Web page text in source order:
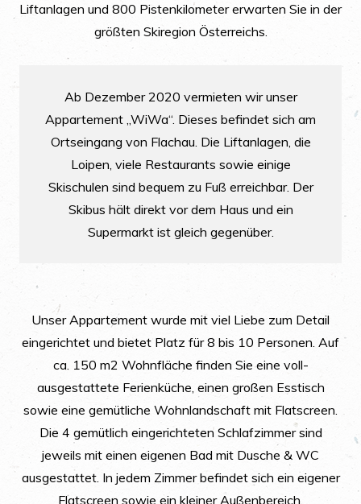
Liftanlagen und 800 Pistenkilometer erwarten Sie in der
größten Skiregion Österreichs.
Ab Dezember 2020 vermieten wir unser
Appartement „WiWa“. Dieses befindet sich am
Ortseingang von Flachau. Die Liftanlagen, die
Loipen, viele Restaurants sowie einige
Skischulen sind bequem zu Fuß erreichbar. Der
Skibus hält direkt vor dem Haus und ein
Supermarkt ist gleich gegenüber.
Unser Appartement wurde mit viel Liebe zum Detail
eingerichtet und bietet Platz für 8 bis 10 Personen. Auf
ca. 150 m2 Wohnfläche finden Sie eine voll-
ausgestattete Ferienküche, einen großen Esstisch
sowie eine gemütliche Wohnlandschaft mit Flatscreen.
Die 4 gemütlich eingerichteten Schlafzimmer sind
jeweils mit einen eigenen Bad mit Dusche & WC
ausgestattet. In jedem Zimmer befindet sich ein eigener
Flatscreen sowie ein kleiner Außenbereich.